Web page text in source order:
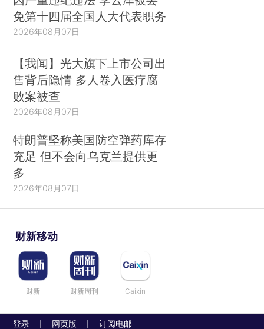
免第十四届全国人大代表职务
2026年08月07日
【我闻】光大旗下上市公司出
售背后隐情 多人卷入医疗腐
败案被查
2026年08月07日
特朗普坚称美国防空弹药库存
充足 但不会向乌克兰提供更
多
2026年08月07日
财新移动
财新 财新周刊 Caixin
登录 网页版 订阅电邮